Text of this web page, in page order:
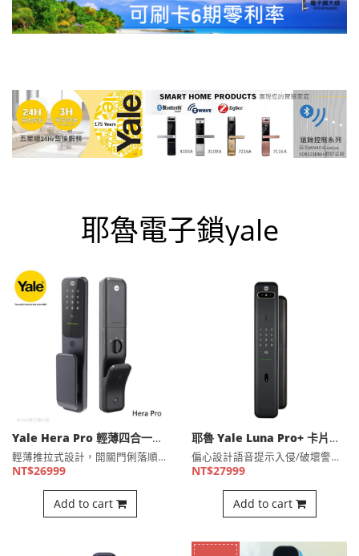
耶魯電子鎖yale
Yale Hera Pro 輕薄四合一推拉式智慧鎖 （公司貨)
輕薄推拉式設計，開關門俐落順手指紋快速辨識，回家不用再翻找鑰⋯
NT$26999
Add to cart
耶魯 Yale Luna Pro+ 卡片指紋六合一電子鎖/公司貨含安裝
偏心設計語音提示入侵/破壞警報功能自動上鎖功能虛擬密碼功能緊⋯
NT$27999
Add to cart